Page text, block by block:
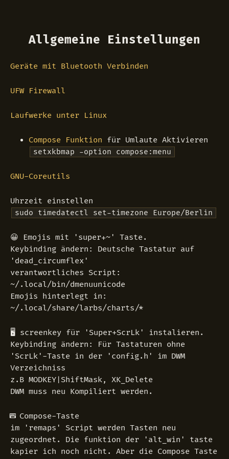
Allgemeine Einstellungen
Geräte mit Bluetooth Verbinden
UFW Firewall
Laufwerke unter Linux
Compose Funktion für Umlaute Aktivieren
setxkbmap -option compose:menu
GNU-Coreutils
Uhrzeit einstellen
sudo timedatectl set-timezone Europe/Berlin
😀 Emojis mit 'super+~' Taste.
Keybinding ändern: Deutsche Tastatur auf
'dead_circumflex'
verantwortliches Script:
~/.local/bin/dmenuunicode
Emojis hinterlegt in:
~/.local/share/larbs/charts/*
🖥️ screenkey für 'Super+ScrLk' instalieren.
Keybinding ändern: Für Tastaturen ohne
'ScrLk'-Taste in der 'config.h' im DWM
Verzeichniss
z.B MODKEY|ShiftMask, XK_Delete
DWM muss neu Kompiliert werden.
⌨️ Compose-Taste
im 'remaps' Script werden Tasten neu
zugeordnet. Die funktion der 'alt_win' taste
kapier ich noch nicht. Aber die Compose Taste